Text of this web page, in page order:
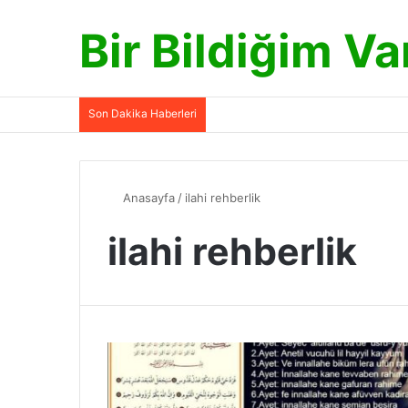
Bir Bildiğim
Son Dakika Haberleri
Anasayfa / ilahi rehberlik
ilahi rehberlik